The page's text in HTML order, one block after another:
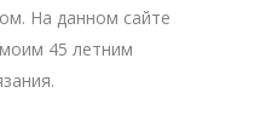
На данном сайте
45 летним